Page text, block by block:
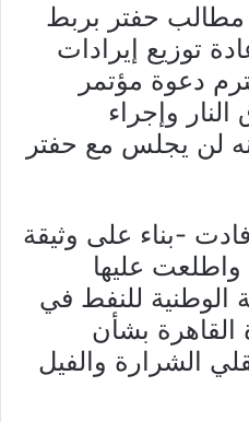
حفتر بربط
توزيع إيرادات
دعوة مؤتمر
وإجراء
لن يجلس مع حفتر
-بناء على وثيقة
عليها
الوطنية للنفط في
القاهرة بشأن
الشرارة والفيل